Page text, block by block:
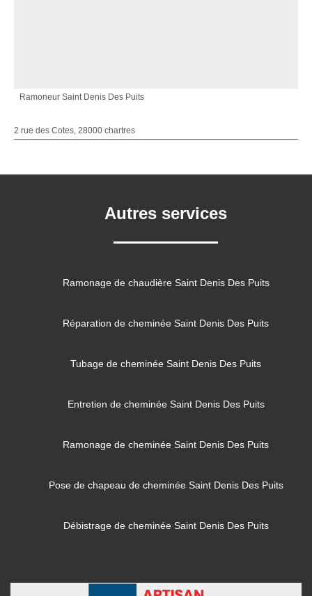
Ramoneur Saint Denis Des Puits
2 rue des Cotes, 28000 chartres
Autres services
Ramonage de chaudière Saint Denis Des Puits
Réparation de cheminée Saint Denis Des Puits
Tubage de cheminée Saint Denis Des Puits
Entretien de cheminée Saint Denis Des Puits
Ramonage de cheminée Saint Denis Des Puits
Pose de chapeau de cheminée Saint Denis Des Puits
Débistrage de cheminée Saint Denis Des Puits